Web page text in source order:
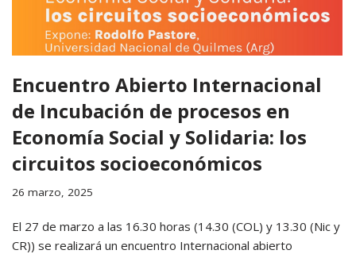
Encuentro Abierto Internacional
de Incubación de procesos en
Economía Social y Solidaria: los
circuitos socioeconómicos
26 marzo, 2025
El 27 de marzo a las 16.30 horas (14.30 (COL) y 13.30 (Nic y
CR)) se realizará un encuentro Internacional abierto